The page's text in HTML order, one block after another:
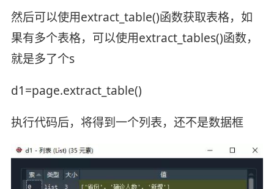
然后可以使用extract_table()函数获取表格，如
果有多个表格，可以使用extract_tables()函数，
就是多了个s
d1=page.extract_table()
执行代码后，将得到一个列表，还不是数据框